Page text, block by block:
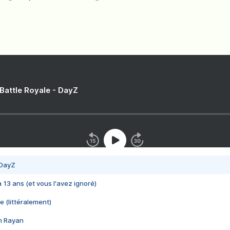
Royale - DayZ
13 ans (et vous l'avez ignoré)
(littéralement)
Rayan